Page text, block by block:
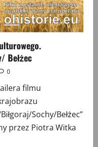
Bełżec
0
filmu
Sochy/Bełżec”
przez Piotra Witka